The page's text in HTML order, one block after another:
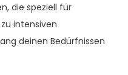
die speziell für
intensiven
deinen Bedürfnissen